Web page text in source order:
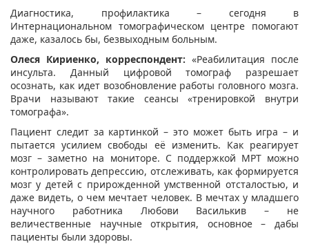
Диагностика, профилактика – сегодня в
Интернациональном томографическом центре помогают
даже, казалось бы, безвыходным больным.
Олеся Кириенко, корреспондент: «Реабилитация после
инсульта. Данный цифровой томограф разрешает
осознать, как идет возобновление работы головного мозга.
Врачи называют такие сеансы «тренировкой внутри
томографа».
Пациент следит за картинкой – это может быть игра – и
пытается усилием свободы её изменить. Как реагирует
мозг – заметно на мониторе. С поддержкой МРТ можно
контролировать депрессию, отслеживать, как формируется
мозг у детей с прирожденной умственной отсталостью, и
даже видеть, о чем мечтает человек. В мечтах у младшего
научного работника Любови Василькив – не
величественные научные открытия, основное – дабы
пациенты были здоровы.